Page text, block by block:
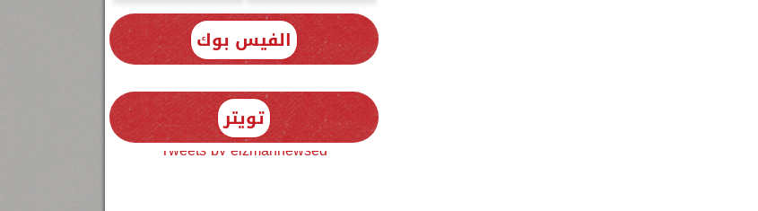
الفيس بوك
تويتر
Tweets by elzmannewseg